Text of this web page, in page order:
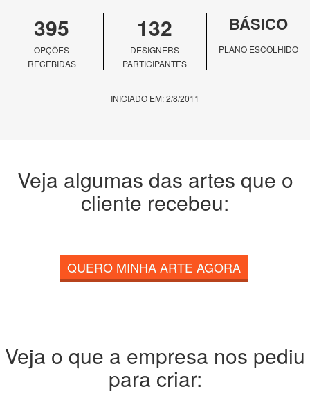
395
OPÇÕES
RECEBIDAS
132
DESIGNERS
PARTICIPANTES
BÁSICO
PLANO ESCOLHIDO
INICIADO EM: 2/8/2011
Veja algumas das artes que o
cliente recebeu:
QUERO MINHA ARTE AGORA
Veja o que a empresa nos pediu
para criar: